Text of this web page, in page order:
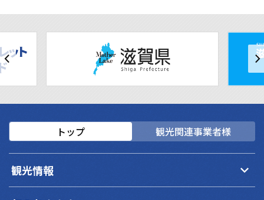
トップ 観光関連事業者様
観光情報 keyboard_arrow_down